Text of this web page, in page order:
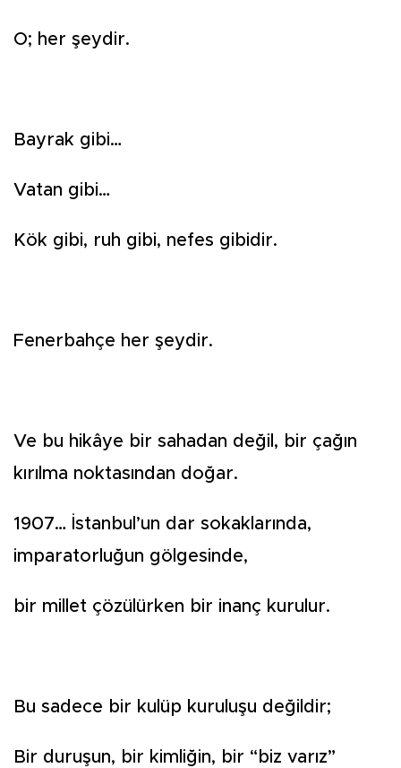
O; her şeydir.
Bayrak gibi…
Vatan gibi…
Kök gibi, ruh gibi, nefes gibidir.
Fenerbahçe her şeydir.
Ve bu hikâye bir sahadan değil, bir çağın
kırılma noktasından doğar.
1907… İstanbul’un dar sokaklarında,
imparatorluğun gölgesinde,
bir millet çözülürken bir inanç kurulur.
Bu sadece bir kulüp kuruluşu değildir;
Bir duruşun, bir kimliğin, bir “biz varız”